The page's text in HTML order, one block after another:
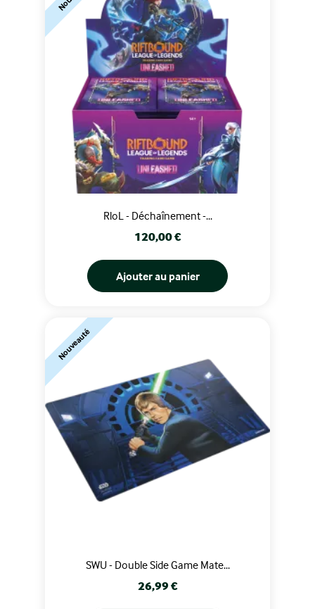
RloL - Déchaînement -...
Prix
120,00 €
Ajouter au panier
SWU - Double Side Game Mate...
Prix
26,99 €
Nouveauté